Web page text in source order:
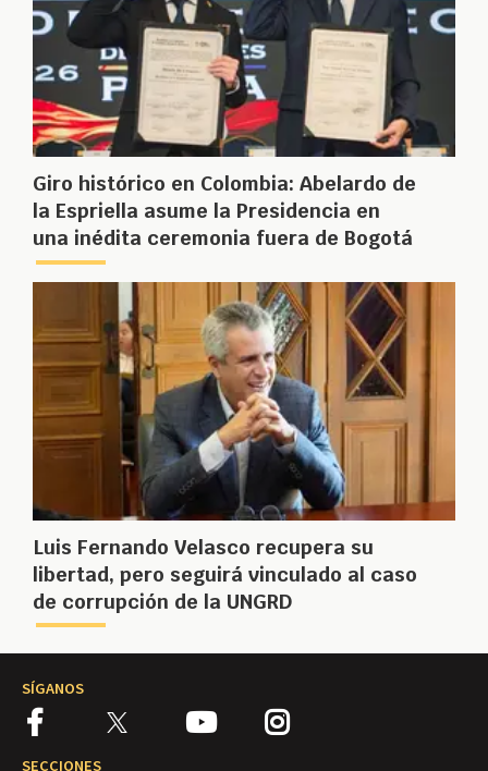
Giro histórico en Colombia: Abelardo de
la Espriella asume la Presidencia en
una inédita ceremonia fuera de Bogotá
Luis Fernando Velasco recupera su
libertad, pero seguirá vinculado al caso
de corrupción de la UNGRD
SÍGANOS
SECCIONES